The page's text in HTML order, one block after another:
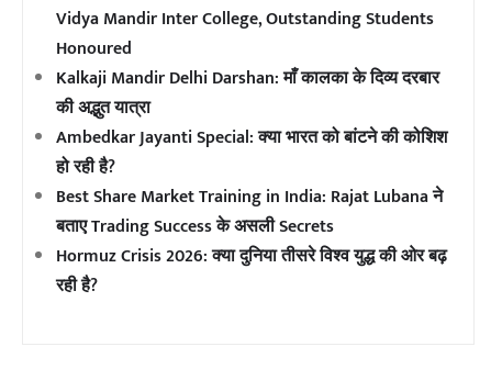
Vidya Mandir Inter College, Outstanding Students
Honoured
Kalkaji Mandir Delhi Darshan: माँ कालका के दिव्य दरबार
की अद्भुत यात्रा
Ambedkar Jayanti Special: क्या भारत को बांटने की कोशिश
हो रही है?
Best Share Market Training in India: Rajat Lubana ने
बताए Trading Success के असली Secrets
Hormuz Crisis 2026: क्या दुनिया तीसरे विश्व युद्ध की ओर बढ़
रही है?